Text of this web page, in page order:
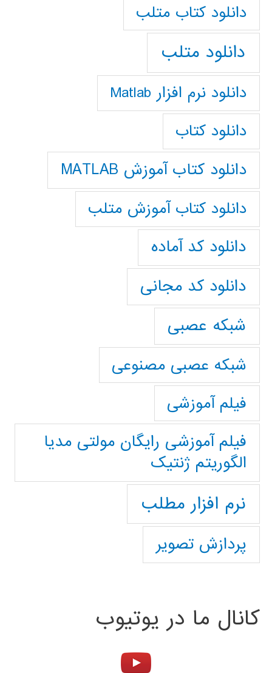
دانلود كتاب متلب
دانلود متلب
دانلود نرم افزار Matlab
دانلود کتاب
دانلود کتاب آموزش MATLAB
دانلود کتاب آموزش متلب
دانلود کد آماده
دانلود کد مجانی
شبکه عصبی
شبکه عصبی مصنوعی
فیلم آموزشی
فیلم آموزشی رایگان مولتی مدیا
الگوریتم ژنتیک
نرم افزار مطلب
پردازش تصویر
کانال ما در یوتیوب